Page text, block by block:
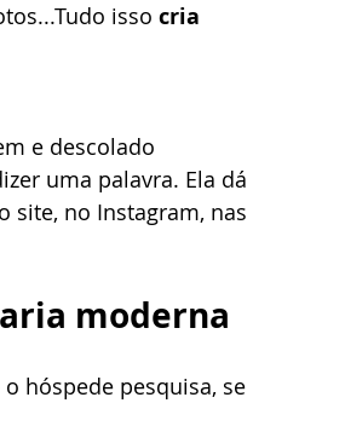
isso cria
e descolado
uma palavra. Ela dá
site, no Instagram, nas
moderna
hóspede pesquisa, se